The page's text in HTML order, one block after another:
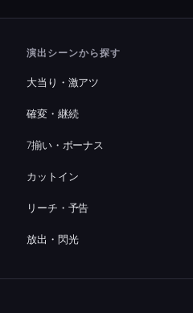
演出シーンから探す
大当り・激アツ
確変・継続
7揃い・ボーナス
カットイン
リーチ・予告
放出・閃光